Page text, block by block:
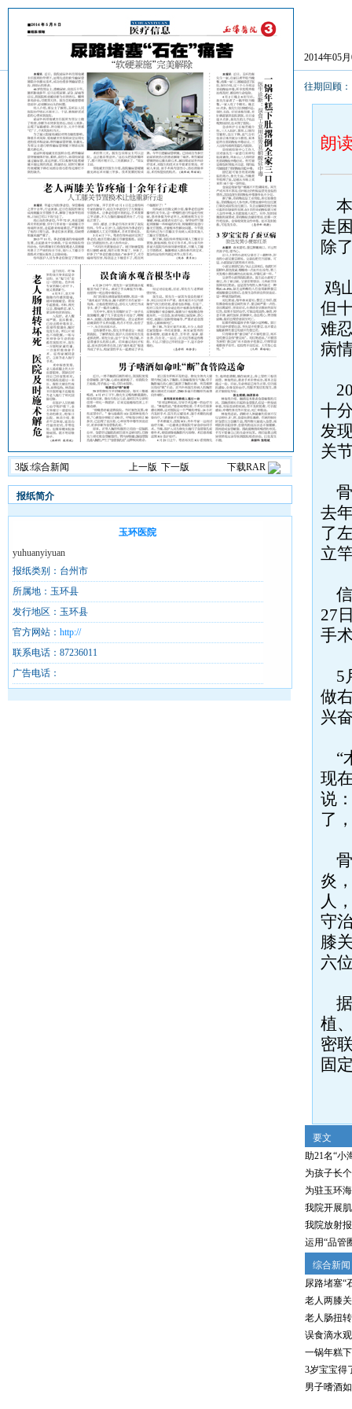
3版:综合新闻 上一版 下一版 下载RAR
报纸简介
玉环医院
yuhuanyiyuan
报纸类别：台州市
所属地：玉环县
发行地区：玉环县
官方网站： http://
联系电话：87236011
广告电话：
2014年05
往期回顾
朗
本
走
除
鸡
但
难
病
十
发
关
骨
去
了
立
信
27
手
5
做
兴
“
现
说
了
骨
炎
人
守
膝
六
据
植
密
固
要文
助21名“小
为孩子长
为驻玉环
我院开展
我院放射
运用“品管
综合新闻
尿路堵塞“
老人两膝
老人肠扭
误食滴水
一锅年糕
3岁宝宝得
男子嗜酒